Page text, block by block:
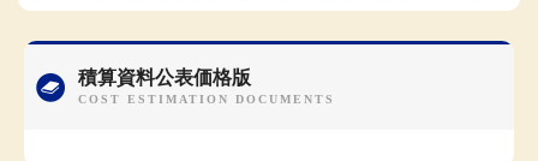
積算資料公表価格版